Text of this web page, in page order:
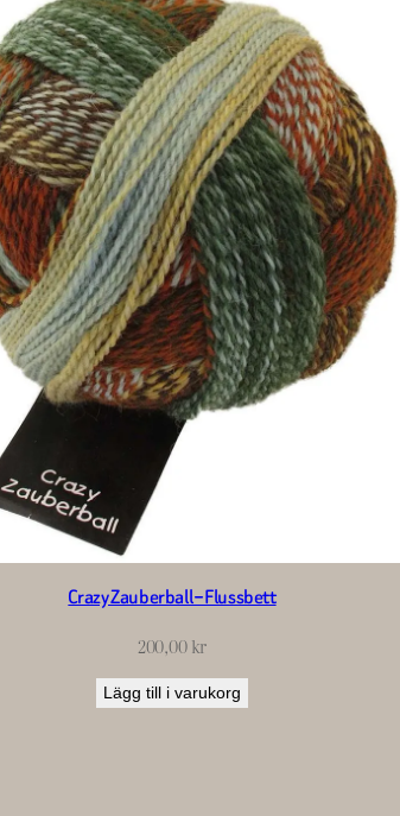
Crazy Zauberball – Flussbett
200,00kr
Lägg till i varukorg